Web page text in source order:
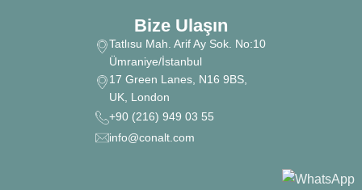
Bize Ulaşın
Tatlısu Mah. Arif Ay Sok. No:10
Ümraniye/İstanbul
17 Green Lanes, N16 9BS,
UK, London
+90 (216) 949 03 55
info@conalt.com